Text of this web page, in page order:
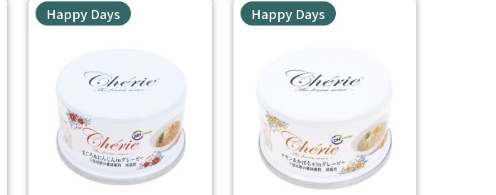
Happy Days Happy Days